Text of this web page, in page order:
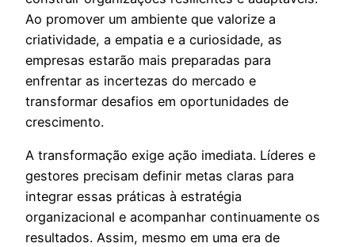
Ao promover um ambiente que valorize a
criatividade, a empatia e a curiosidade, as
empresas estarão mais preparadas para
enfrentar as incertezas do mercado e
transformar desafios em oportunidades de
crescimento.
A transformação exige ação imediata. Líderes e
gestores precisam definir metas claras para
integrar essas práticas à estratégia
organizacional e acompanhar continuamente os
resultados. Assim, mesmo em uma era de